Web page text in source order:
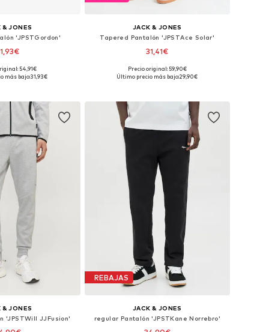
& JONES
'JPSTGordon'
muchas tallas
54,91€
más bajo:31,93€
JACK & JONES
Tapered Pantalón 'JPSTAce Solar'
31,41€
Precio original: 59,90€
Último precio más bajo:29,90€
& JONES
'JPSTWill JJFusion'
REBAJAS
JACK & JONES
regular Pantalón 'JPSTKane Norrebro'